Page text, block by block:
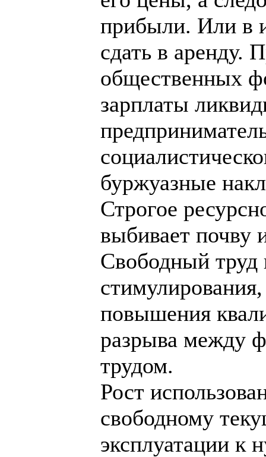
прибыли. Или в
сдать в аренду.
общественных
зарплаты
буржуазные
Строгое
выбивает почву
Свободный труд
повышения
разрыва между
трудом.
Рост
свободному
эксплуатации к